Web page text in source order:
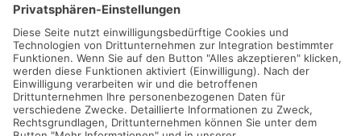
Gefördert durch die
Freie und Hansestadt Hamburg